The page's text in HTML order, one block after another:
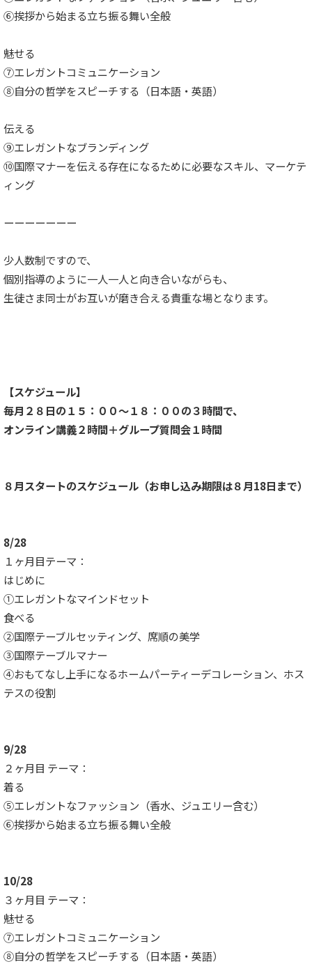
⑥挨拶から始まる立ち振る舞い全般
魅せる
⑦エレガントコミュニケーション
⑧自分の哲学をスピーチする（日本語・英語）
伝える
⑨エレガントなブランディング
⑩国際マナーを伝える存在になるために必要なスキル、マーケテ
ィング
ーーーーーーー
少人数制ですので、
個別指導のように一人一人と向き合いながらも、
生徒さま同士がお互いが磨き合える貴重な場となります。
【スケジュール】
毎月２８日の１５：００〜１８：００の３時間で、
オンライン講義２時間＋グループ質問会１時間
８月スタートのスケジュール（お申し込み期限は８月18日まで）
8/28
１ヶ月目テーマ：
はじめに
①エレガントなマインドセット
食べる
②国際テーブルセッティング、席順の美学
③国際テーブルマナー
④おもてなし上手になるホームパーティーデコレーション、ホス
テスの役割
9/28
２ヶ月目 テーマ：
着る
⑤エレガントなファッション（香水、ジュエリー含む）
⑥挨拶から始まる立ち振る舞い全般
10/28
３ヶ月目 テーマ：
魅せる
⑦エレガントコミュニケーション
⑧自分の哲学をスピーチする（日本語・英語）